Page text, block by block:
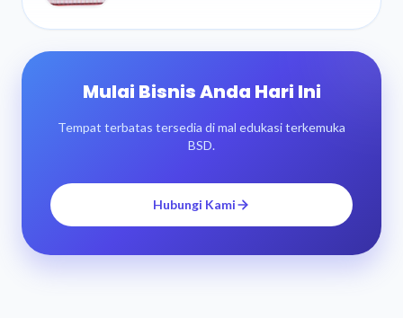
Mulai Bisnis Anda Hari Ini
Tempat terbatas tersedia di mal edukasi terkemuka
BSD.
Hubungi Kami